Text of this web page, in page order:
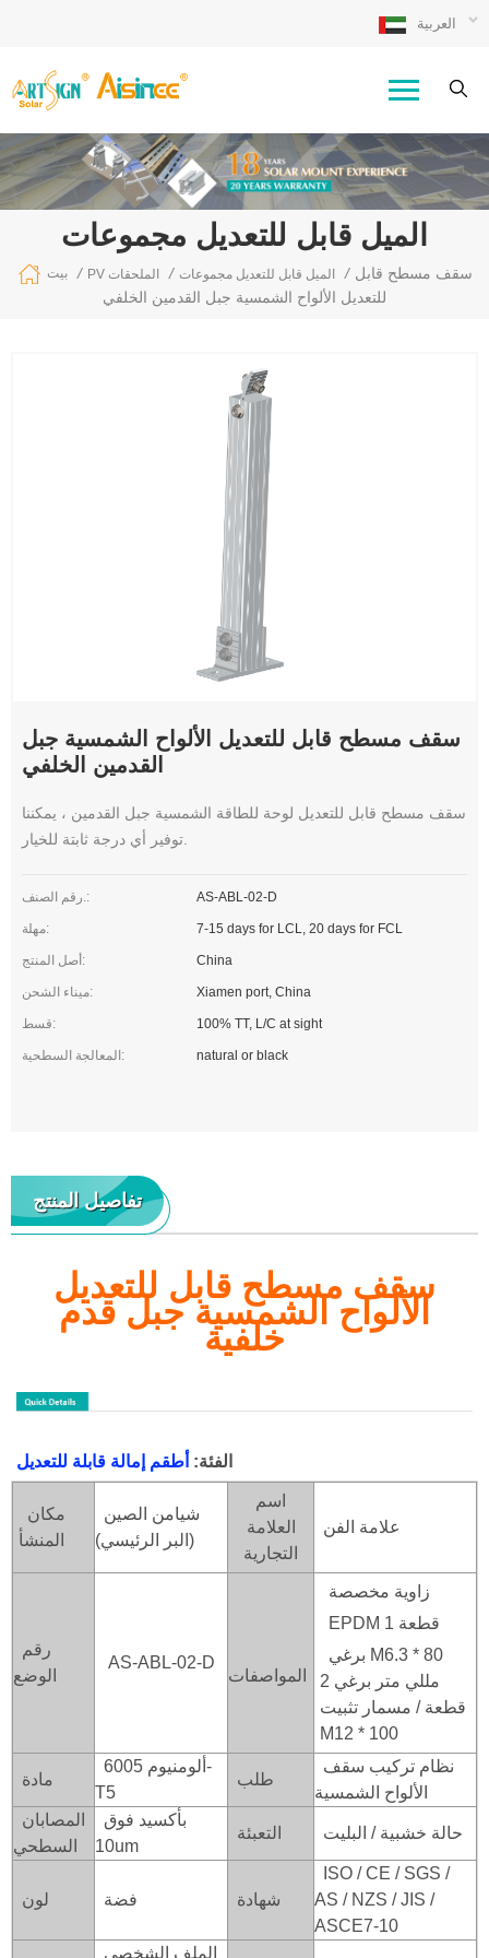
العربية
الميل قابل للتعديل مجموعات
بيت / PV الملحقات / الميل قابل للتعديل مجموعات / سقف مسطح قابل
للتعديل الألواح الشمسية جبل القدمين الخلفي
سقف مسطح قابل للتعديل الألواح الشمسية جبل
القدمين الخلفي
سقف مسطح قابل للتعديل لوحة للطاقة الشمسية جبل القدمين ، يمكننا
توفير أي درجة ثابتة للخيار.
رقم الصنف.: AS-ABL-02-D
مهلة: 7-15 days for LCL, 20 days for FCL
أصل المنتج: China
ميناء الشحن: Xiamen port, China
قسط: 100% TT, L/C at sight
المعالجة السطحية: natural or black
تفاصيل المنتج
سقف مسطح قابل للتعديل
الألواح الشمسية جبل قدم
خلفية
الفئة: أطقم إمالة قابلة للتعديل
المنشأ
(البر الرئيسي)
اسم
العلامة
التجارية
علامة الفن
الوضع
AS-ABL-02-D
المواصفات
زاوية مخصصة
EPDM 1 قطعة
مللي متر برغي 2
قطعة / مسمار تثبيت
M12 * 100
مادة
T5
طلب
الألواح الشمسية
السطحي
10um
التعبئة حالة خشبية / البليت
لون فضة شهادة
ISO / CE / SGS /
AS / NZS / JIS /
ASCE7-10